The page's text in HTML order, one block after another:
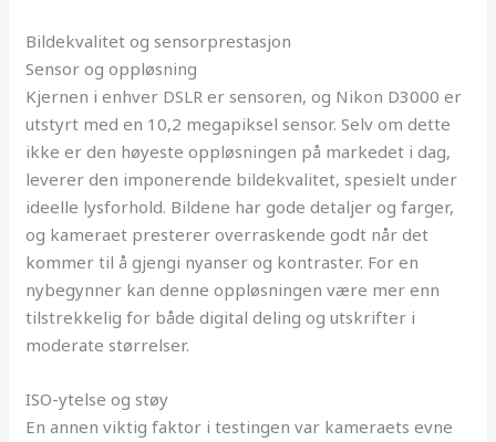
Bildekvalitet og sensorprestasjon
Sensor og oppløsning
Kjernen i enhver DSLR er sensoren, og Nikon D3000 er
utstyrt med en 10,2 megapiksel sensor. Selv om dette
ikke er den høyeste oppløsningen på markedet i dag,
leverer den imponerende bildekvalitet, spesielt under
ideelle lysforhold. Bildene har gode detaljer og farger,
og kameraet presterer overraskende godt når det
kommer til å gjengi nyanser og kontraster. For en
nybegynner kan denne oppløsningen være mer enn
tilstrekkelig for både digital deling og utskrifter i
moderate størrelser.
ISO-ytelse og støy
En annen viktig faktor i testingen var kameraets evne